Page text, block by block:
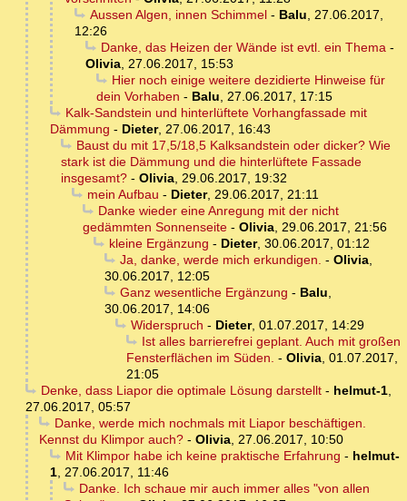
Aussen Algen, innen Schimmel- Balu, 27.06.2017,
12:26
Danke, das Heizen der Wände ist evtl. ein Thema-
Olivia, 27.06.2017, 15:53
Hier noch einige weitere dezidierte Hinweise für
dein Vorhaben - Balu, 27.06.2017, 17:15
Kalk-Sandstein und hinterlüftete Vorhangfassade mit
Dämmung - Dieter, 27.06.2017, 16:43
Baust du mit 17,5/18,5 Kalksandstein oder dicker? Wie
stark ist die Dämmung und die hinterlüftete Fassade
insgesamt? - Olivia, 29.06.2017, 19:32
mein Aufbau - Dieter, 29.06.2017, 21:11
Danke wieder eine Anregung mit der nicht
gedämmten Sonnenseite - Olivia, 29.06.2017, 21:56
kleine Ergänzung - Dieter, 30.06.2017, 01:12
Ja, danke, werde mich erkundigen. - Olivia,
30.06.2017, 12:05
Ganz wesentliche Ergänzung - Balu,
30.06.2017, 14:06
Widerspruch - Dieter, 01.07.2017, 14:29
Ist alles barrierefrei geplant. Auch mit großen
Fensterflächen im Süden. - Olivia, 01.07.2017,
21:05
Denke, dass Liapor die optimale Lösung darstellt- helmut-1,
27.06.2017, 05:57
Danke, werde mich nochmals mit Liapor beschäftigen.
Kennst du Klimpor auch? - Olivia, 27.06.2017, 10:50
Mit Klimpor habe ich keine praktische Erfahrung - helmut-
1, 27.06.2017, 11:46
Danke. Ich schaue mir auch immer alles "von allen